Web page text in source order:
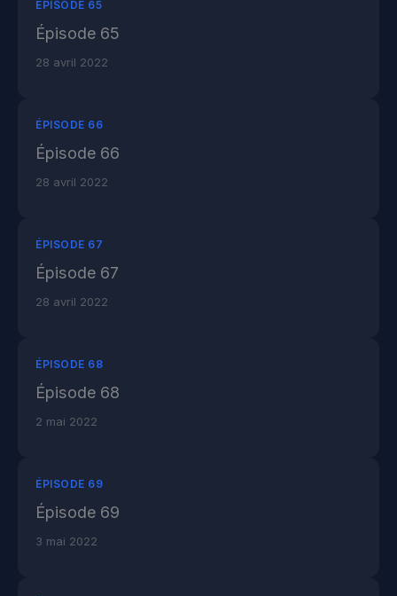
ÉPISODE 65
Épisode 65
28 avril 2022
ÉPISODE 66
Épisode 66
28 avril 2022
ÉPISODE 67
Épisode 67
28 avril 2022
ÉPISODE 68
Épisode 68
2 mai 2022
ÉPISODE 69
Épisode 69
3 mai 2022